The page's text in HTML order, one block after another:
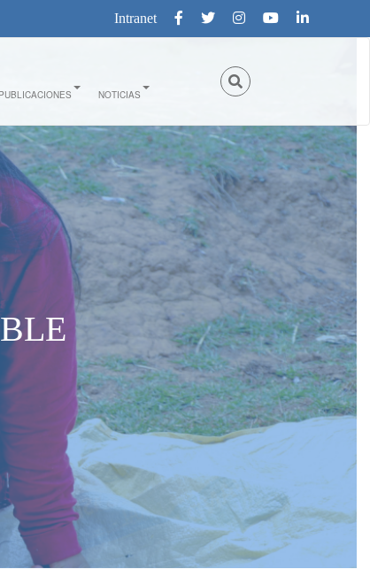
Intranet
PUBLICACIONES NOTICIAS